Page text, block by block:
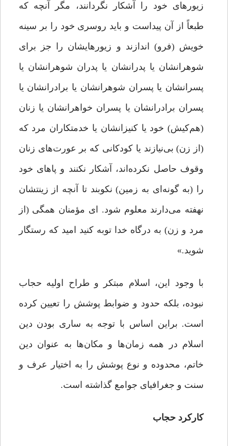
زیورهای خود را آشکار نگردانند، مگر آنچه که
طبعاً از آن پیداست و باید روسری خود را بر سینه
خویش (فرو) اندازند و زیورهایشان را جز برای
شوهرانشان یا پدرانشان یا پدران شوهرانشان یا
پسرانشان یا پسران شوهرانشان یا برادرانشان یا
پسران برادرانشان یا پسران خواهرانشان یا زنان
(هم‌کیش) خود یا کنیزانشان یا خدمتکاران مرد که
(از زن) بی‌نیازند یا کودکانی که بر عورت‌های زنان
وقوف حاصل نکرده‌اند، آشکار نکنند و پاهای خود
را (به گونه‌ای به زمین) نکوبند تا آنچه از زینتشان
نهفته می‌دارند معلوم شود. ای مؤمنان همگی (از
مرد و زن) به درگاه خدا توبه کنید امید که رستگار
شوید.»
با وجود این، اسلام مبتکر و طراح اولیه حجاب
نبوده، بلکه حدود و ضوابط پوشش را تعیین کرده
است. براین اساس با توجه به ساری بودن دین
اسلام در همه زمان‌ها و مکان‌ها به عنوان دین
خاتم، محدوده و نوع پوشش را به اختیار عرف و
سنت و جغرافیای جوامع گذاشته است.
کارکرد حجاب